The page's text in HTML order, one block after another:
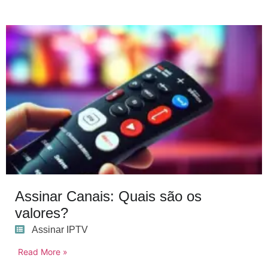
Assinar Canais: Quais são os
valores?
Assinar IPTV
Read More »